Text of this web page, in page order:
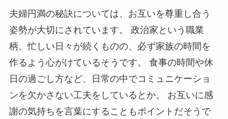
夫婦円満の秘訣については、お互いを尊重し合う
姿勢が大切にされています。 政治家という職業
柄、忙しい日々が続くものの、必ず家族の時間を
作るよう心がけているそうです。 食事の時間や休
日の過ごし方など、日常の中でコミュニケーショ
ンを欠かさない工夫をしているとか。 お互いに感
謝の気持ちを言葉にすることもポイントだそうで